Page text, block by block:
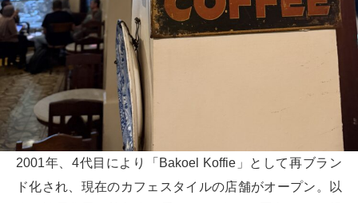
2001年、4代目により「Bakoel Koffie」として再ブラン
ド化され、現在のカフェスタイルの店舗がオープン。以